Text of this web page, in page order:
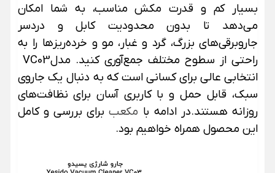
بسیار کم و قدرت مکش مناسب، به شما امکان
می‌دهد تا بدون محدودیت کابل و دردسر
جاروبرقی‌های بزرگ، گرد و غبار، مو و خرده‌ریزها را به
راحتی از سطوح مختلف جمع‌آوری کنید. مدلVC03
انتخابی عالی برای کسانی است که به دنبال یک جاروی
سبک، قابل حمل و با کاربری آسان برای نظافت‌های
روزانه هستند.در ادامه با مکعب برای بررسی و کامل
این محصول همراه خواهیم بود.